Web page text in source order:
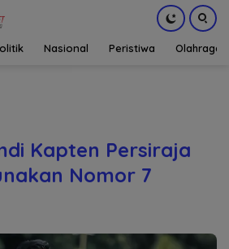
Nasional Peristiwa Olahraga
Kapten Persiraja
Nomor 7